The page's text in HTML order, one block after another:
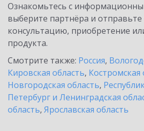
Ознакомьтесь с
выберите партнёра и отправьте
консультацию, приобретение
продукта.
Смотрите также: Россия,
Кировская область, Костромская
Новгородская область,
Петербург и Ленинградская
область, Ярославская область